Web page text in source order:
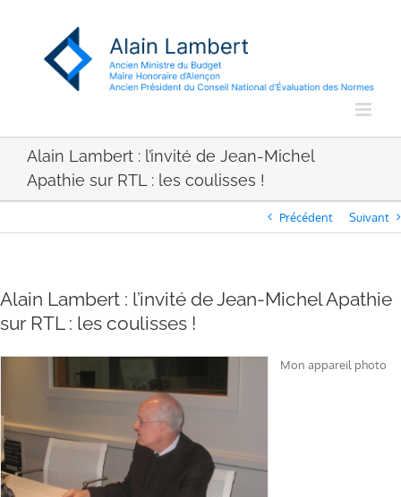
Alain Lambert : l’invité de Jean-Michel
Apathie sur RTL : les coulisses !
Précédent Suivant
Alain Lambert : l’invité de Jean-Michel Apathie
sur RTL : les coulisses !
Mon appareil photo